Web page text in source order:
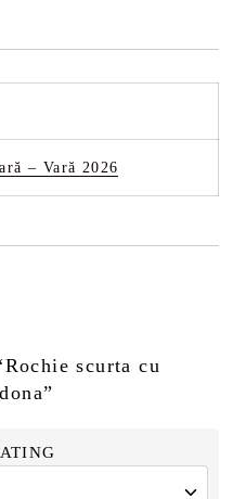
– Vară 2026
scurta cu